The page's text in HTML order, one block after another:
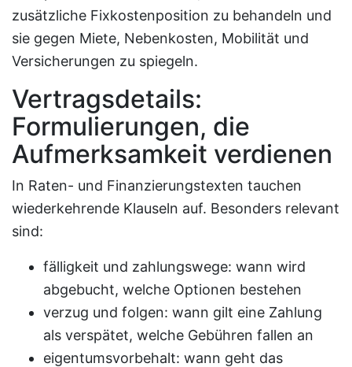
zusätzliche Fixkostenposition zu behandeln und
sie gegen Miete, Nebenkosten, Mobilität und
Versicherungen zu spiegeln.
Vertragsdetails:
Formulierungen, die
Aufmerksamkeit verdienen
In Raten- und Finanzierungstexten tauchen
wiederkehrende Klauseln auf. Besonders relevant
sind:
fälligkeit und zahlungswege: wann wird
abgebucht, welche Optionen bestehen
verzug und folgen: wann gilt eine Zahlung
als verspätet, welche Gebühren fallen an
eigentumsvorbehalt: wann geht das